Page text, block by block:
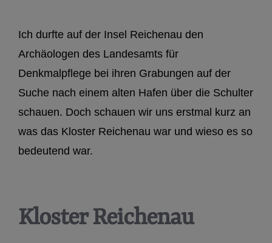
Ich durfte auf der Insel Reichenau den
Archäologen des Landesamts für
Denkmalpflege bei ihren Grabungen auf der
Suche nach einem alten Hafen über die Schulter
schauen. Doch schauen wir uns erstmal kurz an
was das Kloster Reichenau war und wieso es so
bedeutend war.
Kloster Reichenau